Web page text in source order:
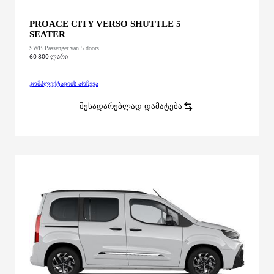
PROACE CITY VERSO SHUTTLE 5
SEATER
SWB Passenger van 5 doors
60 800 ლარი
PROACE CITY VERSO SHUTTLE 5 SEATER
კომპლექტაციის არჩევა
შესადარებლად დამატება